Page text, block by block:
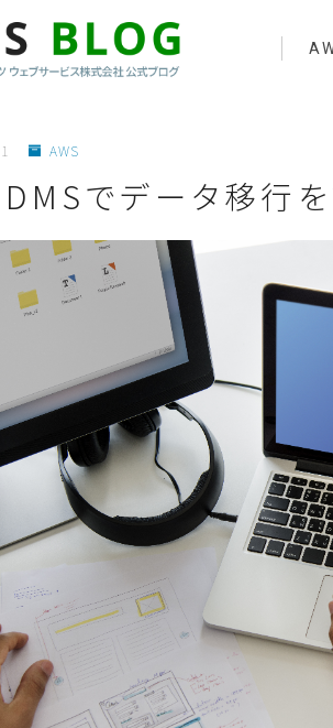
AWS
でデータ移行